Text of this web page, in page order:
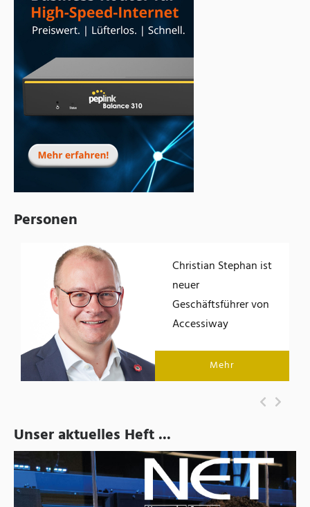
Personen
Christian Stephan ist
neuer
Geschäftsführer von
Accessiway
Mehr
Unser aktuelles Heft ...